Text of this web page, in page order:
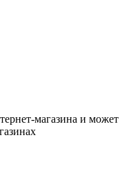
магазина и может